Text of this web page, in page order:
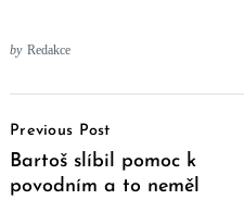
by Redakce
Navigation
Previous Post
Bartoš slíbil pomoc k
povodním a to neměl